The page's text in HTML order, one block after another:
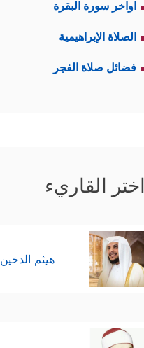
اواخر سورة البقرة
الصلاة الإبراهيمية
فضائل صلاة الفجر
اختر القاريء
هيثم الدخين